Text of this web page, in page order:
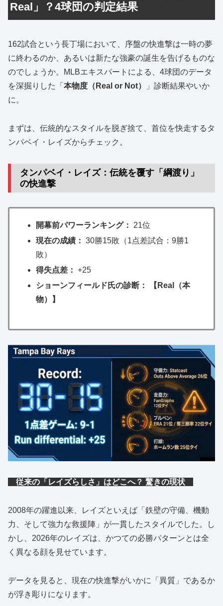
Real」？4球団の判定結果
162試合という長丁場において、序盤の快進撃は一時の夢
に終わるのか、あるいは新たな強豪の誕生を告げるものな
のでしょうか。MLBエキスパートによる、4球団のデータ
を深掘りした「 本物度（Real or Not）
」診断結果やいか
に。
まずは、伝統的なスタイルを脱ぎ捨て、首位を快走するタ
ンパベイ・レイズからチェック。
タンパベイ・レイズ：伝統を覆す「綱渡り」
の快進撃
開幕前パワーランキング：
21位
現在の成績： 30勝15敗（1点差試合：9勝1
敗）
得失点差： +25
ショーンフィールド氏の診断： 【Real（本
物）】
従来の「レイズらしさ」はどこへ？ 驚きの現状
2008年の躍進以来、レイズといえば「鉄壁の守備、機動
力、そして強力な救援陣」が一貫したスタイルでした。し
かし、2026年のレイズは、かつての必勝パターンとは全
く異なる顔を見せています。
データを見ると、現在の快進撃がいかに「異質」であるか
が浮き彫りになります。